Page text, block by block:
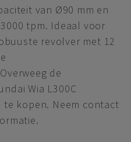
van Ø90 mm en
tpm. Ideaal voor
revolver met 12
de
Wia L300C
kopen. Neem contact